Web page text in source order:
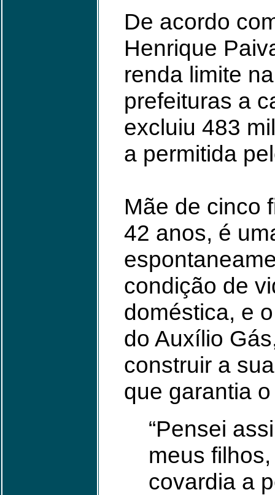
De acordo
Henrique
renda limite
prefeituras a
excluiu 483
a permitida
Mãe de cinco
42 anos, é
condição de
doméstica, e
do Auxílio
construir a
que garantia
“Pensei
meus
covardia a